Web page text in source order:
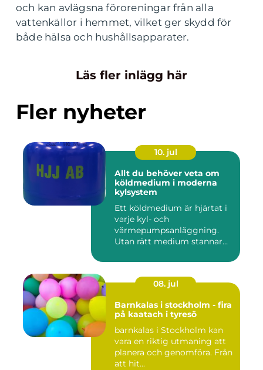
och kan avlägsna föroreningar från alla
vattenkällor i hemmet, vilket ger skydd för
både hälsa och hushållsapparater.
Läs fler inlägg här
Fler nyheter
10. jul
Allt du behöver veta om
köldmedium i moderna
kylsystem
Ett köldmedium är hjärtat i
varje kyl- och
värmepumpsanläggning.
Utan rätt medium stannar
08. jul
Barnkalas i stockholm - fira
på kaatach i tyresö
barnkalas i Stockholm kan
vara en riktig utmaning att
planera och genomföra. Från
att hit...